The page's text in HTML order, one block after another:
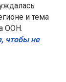
и тема
ООН.
чтобы не